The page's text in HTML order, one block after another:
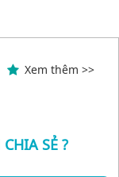
Xem thêm >>
SẺ ?